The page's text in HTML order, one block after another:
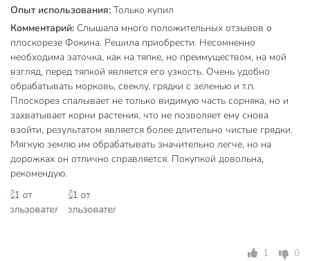
Опыт использования: Только купил
Комментарий: Слышала много положительных отзывов о
плоскорезе Фокина. Решила приобрести. Несомненно
необходима заточка, как на тяпке, но преимуществом, на мой
взгляд, перед тяпкой является его узкость. Очень удобно
обрабатывать морковь, свеклу, грядки с зеленью и т.п.
Плоскорез спалывает не только видимую часть сорняка, но и
захватывает корни растения, что не позволяет ему снова
взойти, результатом является более длительно чистые грядки.
Мягкую землю им обрабатывать значительно легче, но на
дорожках он отлично справляется. Покупкой довольна,
рекомендую.
1 0